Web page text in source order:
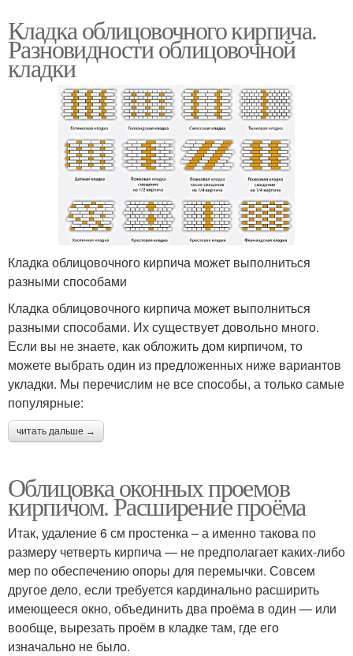
Кладка облицовочного кирпича.
Разновидности облицовочной
кладки
Кладка облицовочного кирпича может выполниться
разными способами
Кладка облицовочного кирпича может выполниться
разными способами. Их существует довольно много.
Если вы не знаете, как обложить дом кирпичом, то
можете выбрать один из предложенных ниже вариантов
укладки. Мы перечислим не все способы, а только самые
популярные:
читать дальше →
Облицовка оконных проемов
кирпичом. Расширение проёма
Итак, удаление 6 см простенка – а именно такова по
размеру четверть кирпича — не предполагает каких-либо
мер по обеспечению опоры для перемычки. Совсем
другое дело, если требуется кардинально расширить
имеющееся окно, объединить два проёма в один — или
вообще, вырезать проём в кладке там, где его
изначально не было.